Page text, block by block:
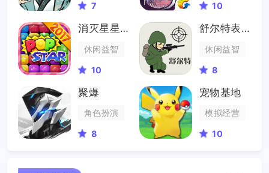
7 10
消灭星星2017
休闲益智
10
舒尔特表格
休闲益智
8
聚爆
角色扮演
8
宠物基地
模拟经营
10